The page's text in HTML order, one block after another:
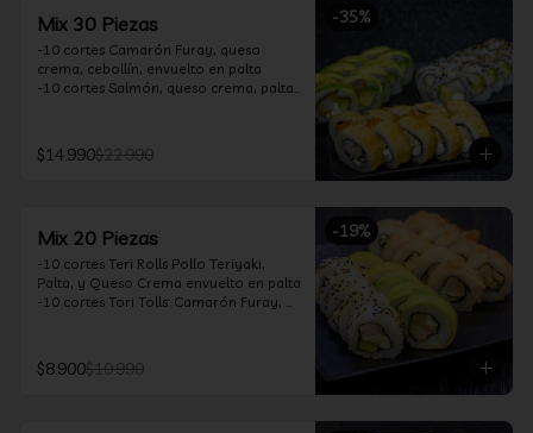
-35%
Mix 30 Piezas
-10 cortes Camarón Furay, queso
crema, cebollín, envuelto en palta
-10 cortes Salmón, queso crema, palta,
cebollín, frito en tempura
*Incluye 2 soya 30ml / 2 palitos / 1 salsa
$14.990$22.990
-19%
Mix 20 Piezas
-10 cortes Teri Rolls Pollo Teriyaki,
Palta, y Queso Crema envuelto en palta
-10 cortes Tori Tolls: Camarón Furay,
teriyaki 30ml
$8.900$10.990